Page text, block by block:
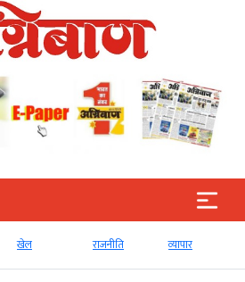
खेल राजनीति व्‍यापार